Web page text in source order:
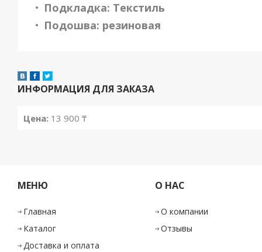
Подкладка: Текстиль
Подошва: резиновая
ИНФОРМАЦИЯ ДЛЯ ЗАКАЗА
Цена: 13 900 ₸
МЕНЮ
Главная
Каталог
Доставка и оплата
О НАС
О компании
Отзывы